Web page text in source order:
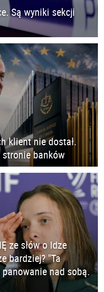
Są wyniki sekcji
klient nie dostał.
banków
ze słów o Idze
bardziej? "Ta
nad sobą.